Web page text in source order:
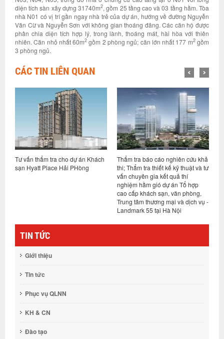
diện tích sàn xây dựng 31740m2, gồm 25 tầng cao và 03 tầng hầm. Tòa
nhà N01 có vị trí gần ngay nhà trẻ của dự án, hướng về đường Nguyễn
Văn Cừ và Nguyễn Sơn với không gian thoáng đãng. Các căn hộ được
phân chia diện tích hợp lý, trong lành, thoáng mát, hài hòa với thiên
nhiên. Căn nhỏ nhất 60m2 gồm 2 phòng ngủ; căn lớn nhất 177 m2gồm
3 phòng ngủ.
CÁC TIN LIÊN QUAN
Tư vấn thẩm tra cho dự án Khách
sạn Hyatt Place Hải PHòng
Thẩm tra báo cáo nghiên cứu khả
thi; Thẩm tra thiết kế kỹ thuật và tư
vấn chuyên gia kết quả thí
nghiệm hầm gió dự án Tổ hợp
cao cấp khách sạn, văn phòng,
Trung tâm thương mại và dịch vụ -
Landmark 55 tại Hà Nội
TIN TỨC
Giới thiệu
Tin tức
Phục vụ QLNN
KH & CN
Đào tạo